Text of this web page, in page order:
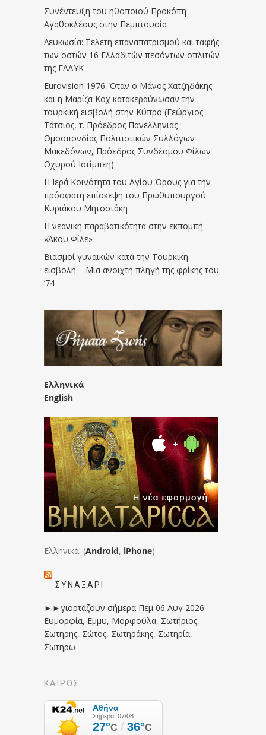
Συνέντευξη του ηθοποιού Προκόπη
Αγαθοκλέους στην Πεμπτουσία
Λευκωσία: Τελετή επαναπατρισμού και ταφής
των οστών 16 Ελλαδιτών πεσόντων οπλιτών
της ΕΛΔΥΚ
Eurovision 1976. Όταν ο Μάνος Χατζηδάκης
και η Μαρίζα Κοχ κατακεραύνωσαν την
τουρκική εισβολή στην Κύπρο (Γεώργιος
Τάτσιος, τ. Πρόεδρος Πανελλήνιας
Ομοσπονδίας Πολιτιστικών Συλλόγων
Μακεδόνων, Πρόεδρος Συνδέσμου Φίλων
Οχυρού Ιστίμπεη)
Η Ιερά Κοινότητα του Αγίου Όρους για την
πρόσφατη επίσκεψη του Πρωθυπουργού
Κυριάκου Μητσοτάκη
Η νεανική παραβατικότητα στην εκπομπή
«Άκου Φίλε»
Βιασμοί γυναικών κατά την Τουρκική
εισβολή – Μια ανοιχτή πληγή της φρίκης του
’74
Ελληνικά
English
Ελληνικά: (Android, iPhone)
ΣΥΝΑΞΆΡΙ
►►γιορτάζουν σήμερα Πεμ 06 Αυγ 2026:
Ευμορφία, Εμμυ, Μορφούλα, Σωτήριος,
Σωτήρης, Σώτος, Σωτηράκης, Σωτηρία,
Σωτήρω
ΚΑΙΡΟΣ